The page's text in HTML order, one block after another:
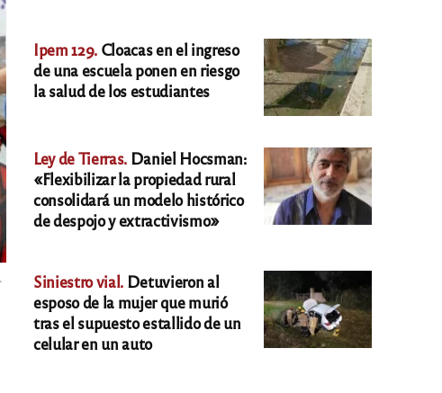
Ipem 129. Cloacas en el ingreso
de una escuela ponen en riesgo
la salud de los estudiantes
Ley de Tierras. Daniel Hocsman:
«Flexibilizar la propiedad rural
consolidará un modelo histórico
de despojo y extractivismo»
Siniestro vial. Detuvieron al
esposo de la mujer que murió
tras el supuesto estallido de un
celular en un auto